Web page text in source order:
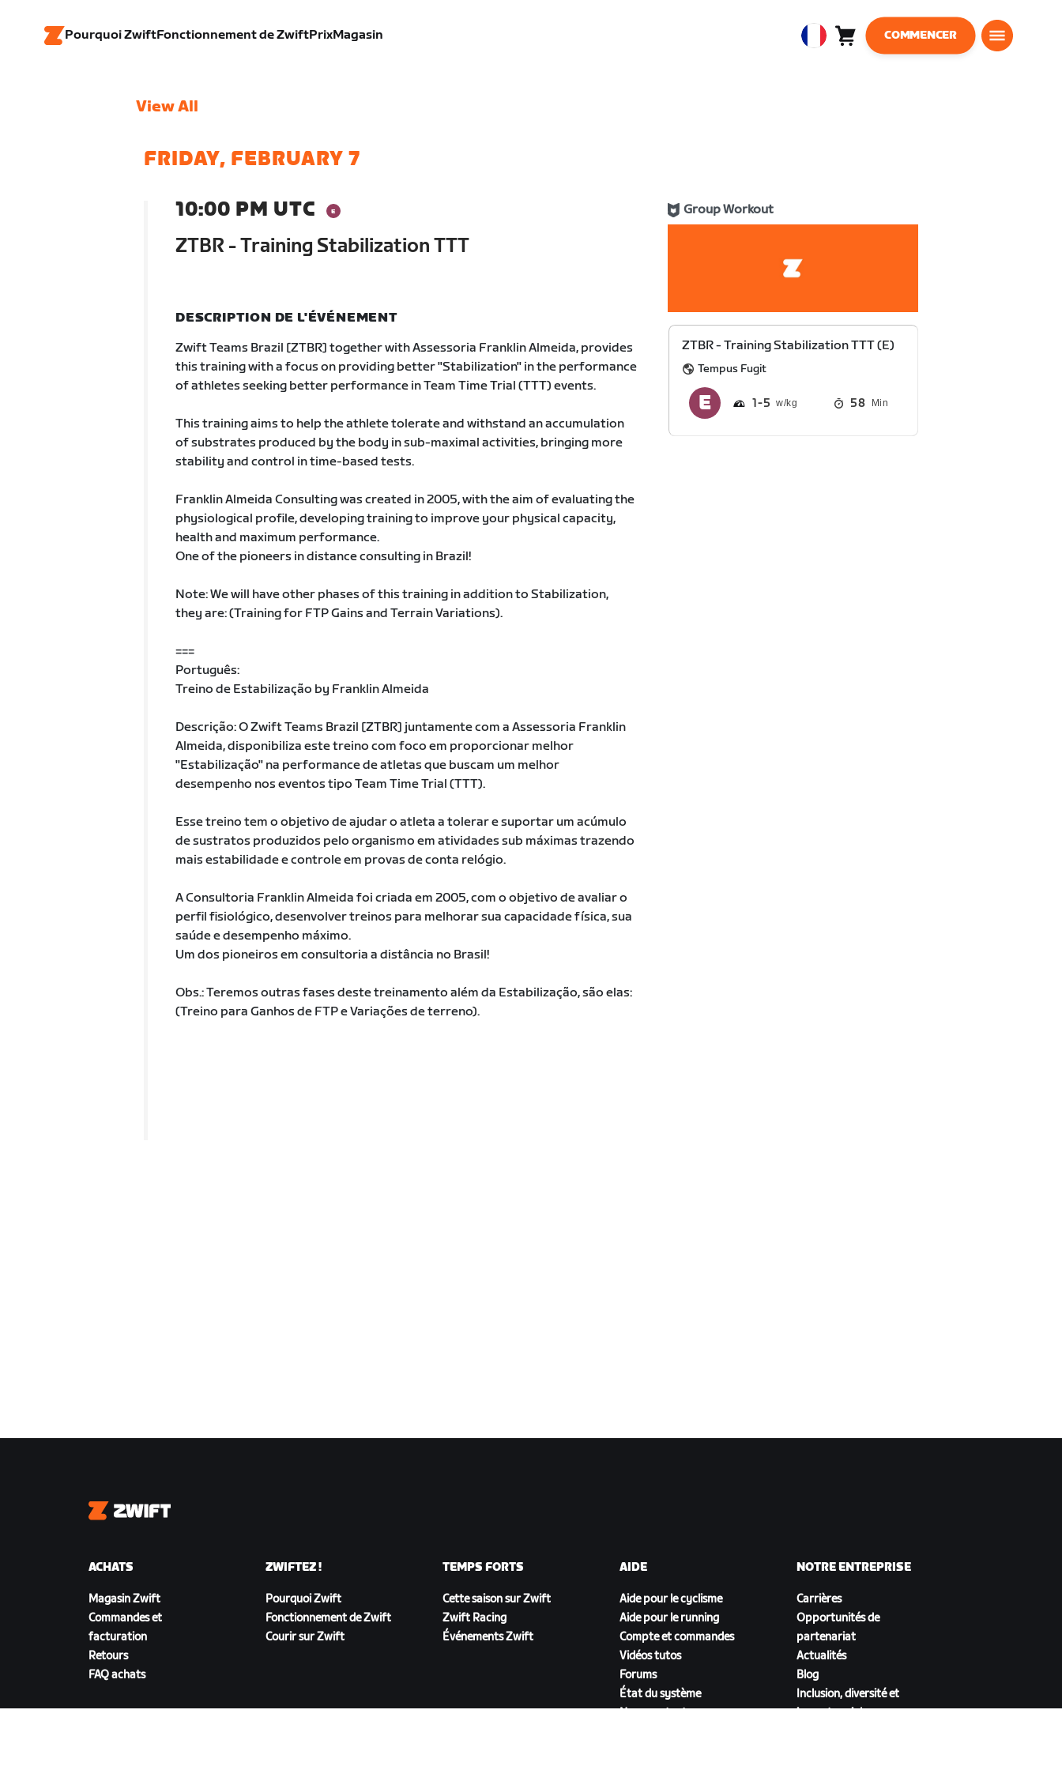
Pourquoi ZwiftFonctionnement de ZwiftPrixMagasin
EuropeanPanier 0
COMMENCER
View All
FRIDAY, FEBRUARY 7
10:00 PM UTC
ZTBR - Training Stabilization TTT
Group Workout
DESCRIPTION DE L'ÉVÉNEMENT
Zwift Teams Brazil [ZTBR] together with Assessoria Franklin Almeida, provides
this training with a focus on providing better "Stabilization" in the performance
of athletes seeking better performance in Team Time Trial (TTT) events.
This training aims to help the athlete tolerate and withstand an accumulation
of substrates produced by the body in sub-maximal activities, bringing more
stability and control in time-based tests.
Franklin Almeida Consulting was created in 2005, with the aim of evaluating the
physiological profile, developing training to improve your physical capacity,
health and maximum performance.
One of the pioneers in distance consulting in Brazil!
Note: We will have other phases of this training in addition to Stabilization,
they are: (Training for FTP Gains and Terrain Variations).
===
Português:
Treino de Estabilização by Franklin Almeida
Descrição: O Zwift Teams Brazil [ZTBR] juntamente com a Assessoria Franklin
Almeida, disponibiliza este treino com foco em proporcionar melhor
"Estabilização" na performance de atletas que buscam um melhor
desempenho nos eventos tipo Team Time Trial (TTT).
Esse treino tem o objetivo de ajudar o atleta a tolerar e suportar um acúmulo
de sustratos produzidos pelo organismo em atividades sub máximas trazendo
mais estabilidade e controle em provas de conta relógio.
A Consultoria Franklin Almeida foi criada em 2005, com o objetivo de avaliar o
perfil fisiológico, desenvolver treinos para melhorar sua capacidade física, sua
saúde e desempenho máximo.
Um dos pioneiros em consultoria a distância no Brasil!
Obs.: Teremos outras fases deste treinamento além da Estabilização, são elas:
(Treino para Ganhos de FTP e Variações de terreno).
ZTBR - Training Stabilization TTT (E)
Tempus Fugit
1 5 58 Min
Zwift
ACHATS
Magasin Zwift
Commandes et
facturation
Retours
FAQ achats
ZWIFTEZ !
Pourquoi Zwift
Fonctionnement de Zwift
Courir sur Zwift
TEMPS FORTS
Cette saison sur Zwift
Zwift Racing
Événements Zwift
AIDE
Aide pour le cyclisme
Aide pour le running
Compte et commandes
Vidéos tutos
Forums
État du système
Nous contacter
NOTRE ENTREPRISE
Carrières
Opportunités de
partenariat
Actualités
Blog
Inclusion, diversité et
impact social